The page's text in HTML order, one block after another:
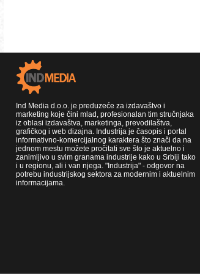
Ind Media d.o.o. je preduzeće za izdavaštvo i
marketing koje čini mlad, profesionalan tim stručnjaka
iz oblasi izdavaštva, marketinga, prevodilaštva,
grafičkog i web dizajna. Industrija je časopis i portal
informativno-komercijalnog karaktera što znači da na
jednom mestu možete pročitati sve što je aktuelno i
zanimljivo u svim granama industrije kako u Srbiji tako
i u regionu, ali i van njega. "Industrija" - odgovor na
potrebu industrijskog sektora za modernim i aktuelnim
informacijama.